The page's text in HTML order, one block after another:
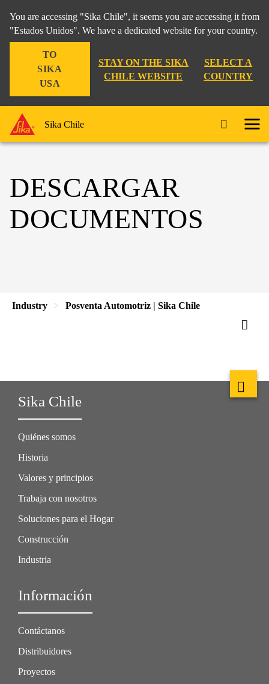
You are accessing "Sika Chile", it seems you are accessing it from
"Estados Unidos". We have a dedicated website for your country.
TO
SIKA
USA
STAY ON THE SIKA
CHILE WEBSITE
SELECT A
COUNTRY
Sika Chile
DESCARGAR
DOCUMENTOS
Industry Posventa Automotriz | Sika Chile
Sika Chile
Quiénes somos
Historia
Valores y principios
Trabaja con nosotros
Soluciones para el Hogar
Construcción
Industria
Información
Contáctanos
Distribuidores
Proyectos